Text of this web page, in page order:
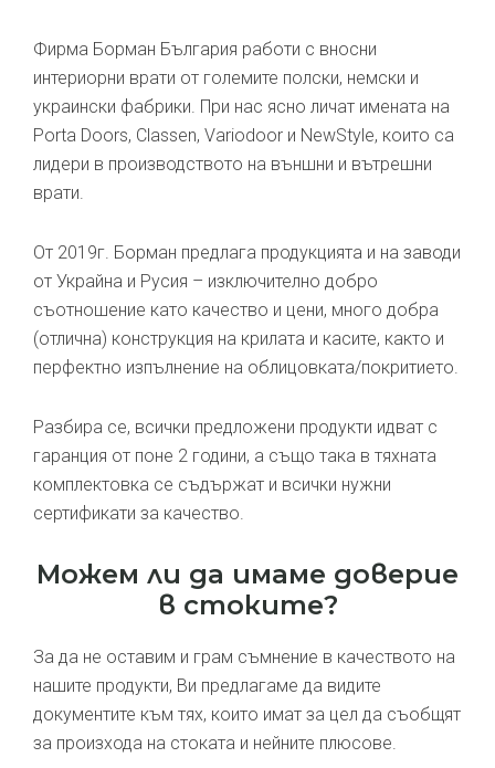
Фирма Борман България работи с вносни
интериорни врати от големите полски, немски и
украински фабрики. При нас ясно личат имената на
Porta Doors, Classen, Variodoor и NewStyle, които са
лидери в производството на външни и вътрешни
врати.
От 2019г. Борман предлага продукцията и на заводи
от Украйна и Русия – изключително добро
съотношение като качество и цени, много добра
(отлична) конструкция на крилата и касите, както и
перфектно изпълнение на облицовката/покритието.
Разбира се, всички предложени продукти идват с
гаранция от поне 2 години, а също така в тяхната
комплектовка се съдържат и всички нужни
сертификати за качество.
Можем ли да имаме доверие
в стоките?
За да не оставим и грам съмнение в качеството на
нашите продукти, Ви предлагаме да видите
документите към тях, които имат за цел да съобщят
за произхода на стоката и нейните плюсове.